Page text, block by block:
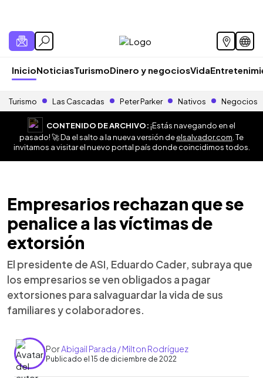
InicioNoticiasTurismoDinero y negociosVida
Turismo Las Cascadas Peter Parker Nativos Negocios
CONTENIDO DE ARCHIVO:¡Estás navegando en el
pasado! 🚀 Da el salto a la nueva versión deelsalvador.com . Te
invitamos a visitar el nuevo portal país donde coincidimos todos.
Empresarios rechazan que se
penalice a las víctimas de
extorsión
El presidente de ASI, Eduardo Cader, subraya que
los empresarios se ven obligados a pagar
extorsiones para salvaguardar la vida de sus
familiares y colaboradores.
PorAbigail Parada / Milton Rodríguez
Publicado el 15 de diciembre de 2022